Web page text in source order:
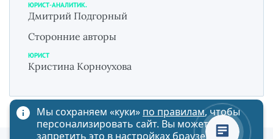
ЮРИСТ-АНАЛИТИК.
Дмитрий Подгорный
Сторонние авторы
ЮРИСТ
Кристина Корноухова
Мы сохраняем «куки» по правилам, чтобы
персонализировать сайт. Вы можете
запретить это в настройках браузера